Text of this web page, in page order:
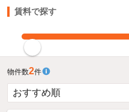
賃料で探す
物件数2件